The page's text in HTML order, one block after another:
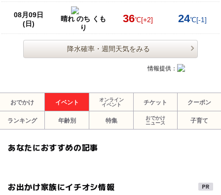
08月09日
(日)
晴れ のち くも
り
36℃[+2] 24℃[-1]
降水確率・週間天気をみる
情報提供：
おでかけ イベント
オンライン
イベント
チケット クーポン
ランキング 年齢別 特集
おでかけ
ニュース
子育て
あなたにおすすめの記事
お出かけ家族にイチオシ情報